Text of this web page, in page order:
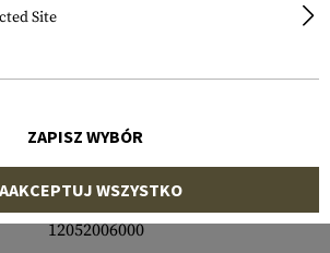
12052006000
Site
ZAPISZ WYBÓR
WSZYSTKO